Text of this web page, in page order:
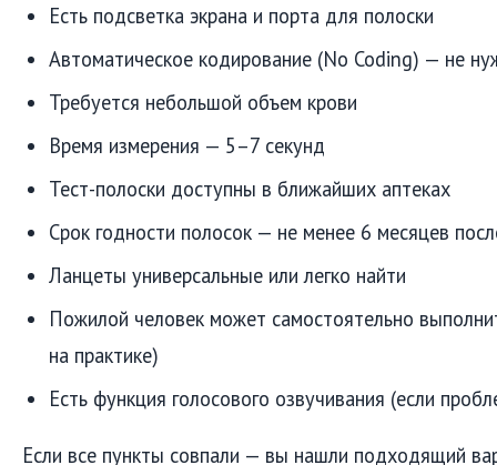
Есть подсветка экрана и порта для полоски
Автоматическое кодирование (No Coding) — не
Требуется небольшой объем крови
Время измерения — 5–7 секунд
Тест-полоски доступны в ближайших аптеках
Срок годности полосок — не менее 6 месяцев
Ланцеты универсальные или легко найти
Пожилой человек может самостоятельно
на практике)
Есть функция голосового озвучивания (если
Если все пункты совпали — вы нашли подходящий